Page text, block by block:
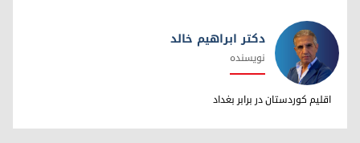
دکتر ابراهیم خالد
دکتر ابراهیم خالد
نویسنده
اقلیم کوردستان در برابر بغداد